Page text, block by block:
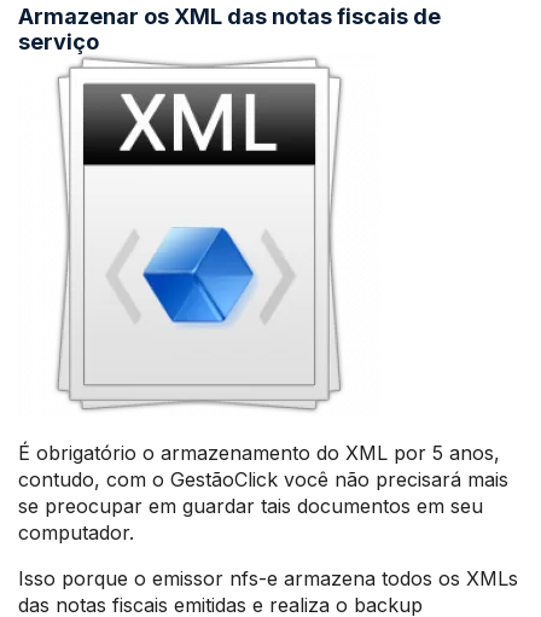
Armazenar os XML das notas fiscais de
serviço
É obrigatório o armazenamento do XML por 5 anos,
contudo, com o GestãoClick você não precisará mais
se preocupar em guardar tais documentos em seu
computador.
Isso porque o emissor nfs-e armazena todos os XMLs
das notas fiscais emitidas e realiza o backup